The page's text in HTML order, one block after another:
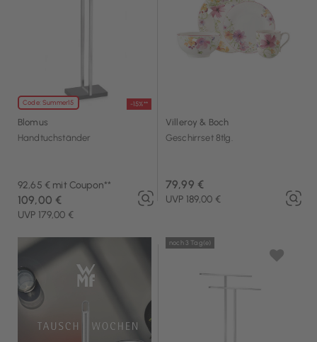
Code: Summer15 -15%**
Blomus
Handtuchständer
92,65 € mit Coupon**
UVP 179,00 €
109,00 €
Villeroy & Boch
Geschirrset 8tlg.
79,99 €
UVP 189,00 €
noch 3 Tag(e)